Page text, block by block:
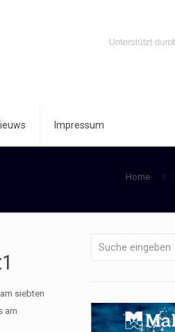
Impressum
Home
siebten
am